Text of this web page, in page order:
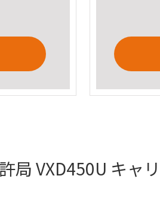
局 VXD450U キャ